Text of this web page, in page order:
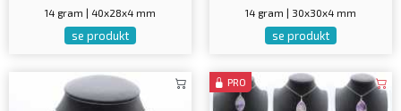
14 gram | 40x28x4 mm
se produkt
14 gram | 30x30x4 mm
se produkt
PRO